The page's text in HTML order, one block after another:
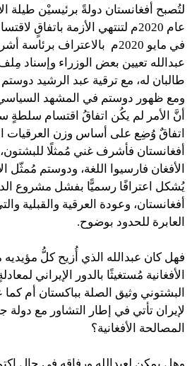
لتُصبح أفغانستان دولةً برئيسيْن طيلة
عام 2020م لتنتهي الأزمة باتفاقٍ
في مايو 2020م بالاعتراف
عبدالله تعيين بعض الوزراء وإسناد
طالبان له، مع ترقية عبد الرشيد دوستم
ومع ظهور دوستم في المشهد
أنَّ الأمر لم يكُن اتفاقُ اقتسام سلطةٍ
اتفاقٌ وُضِع على أساس وزن العرقيات
أفغانستان فأشرف غني مُمثلًا
الأفغان فارسيوا اللغة، ودوستم مُمثّل
يُشكل اعترافًا رسميًّا بفشل مشروع
أفغانستان، وعودة العرقية والقبلية
العابرة للحدود بوضوح.
فهل كان عبدالله الذي أُزيح كلُّ
الأفغانية مُستغيثًا بالدور الإيراني
البشتوني وثيق الصلة بباكستان أم
لإيران تأتي في إطار التشاور مع دولة
المصالحة الأفغانية؟